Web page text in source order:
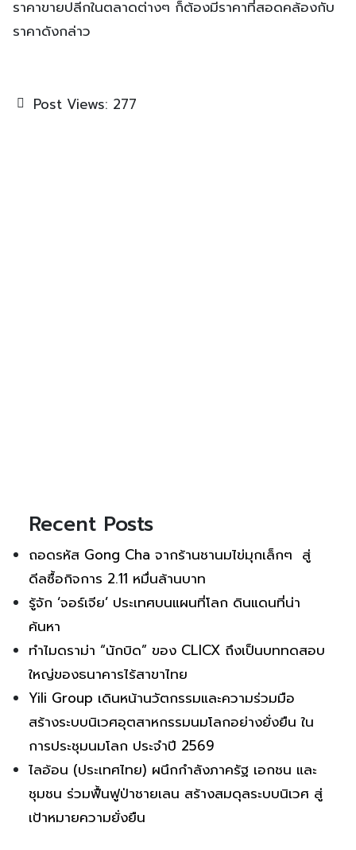
ราคาขายปลีกในตลาดต่างๆ ก็ต้องมีราคาที่สอดคล้องกับ
ราคาดังกล่าว
Post Views: 277
Recent Posts
ถอดรหัส Gong Cha จากร้านชานมไข่มุกเล็กๆ สู่
ดีลซื้อกิจการ 2.11 หมื่นล้านบาท
รู้จัก ‘จอร์เจีย’ ประเทศบนแผนที่โลก ดินแดนที่น่า
ค้นหา
ทำไมดราม่า “นักบิด” ของ CLICX ถึงเป็นบททดสอบ
ใหญ่ของธนาคารไร้สาขาไทย
Yili Group เดินหน้านวัตกรรมและความร่วมมือ
สร้างระบบนิเวศอุตสาหกรรมนมโลกอย่างยั่งยืน ใน
การประชุมนมโลก ประจำปี 2569
ไลอ้อน (ประเทศไทย) ผนึกกำลังภาครัฐ เอกชน และ
ชุมชน ร่วมฟื้นฟูป่าชายเลน สร้างสมดุลระบบนิเวศ สู่
เป้าหมายความยั่งยืน